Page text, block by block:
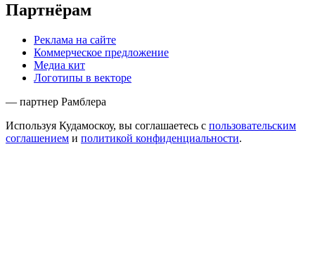
Партнёрам
Реклама на сайте
Коммерческое предложение
Медиа кит
Логотипы в векторе
— партнер Рамблера
Используя Кудамоскоу, вы соглашаетесь с пользовательским
соглашением и политикой конфиденциальности.